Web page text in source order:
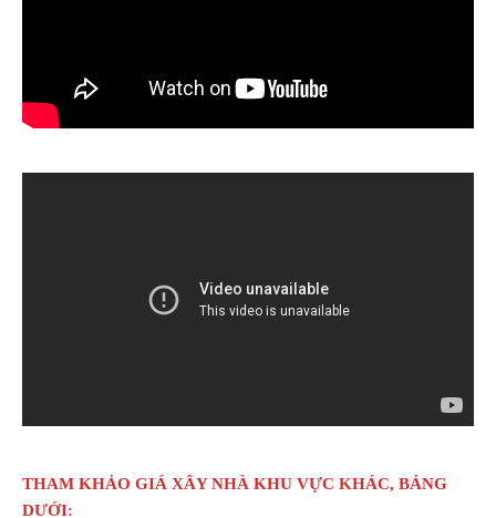
THAM KHẢO GIÁ XÂY NHÀ KHU VỰC KHÁC, BẢNG
DƯỚI: